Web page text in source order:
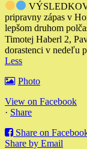
pripravny zápas v
lepšom druhom
Timotej Haberl 2,
dorastenci v nedeľu
Less
Photo
View on Facebook
· Share
Share on
Share by Email